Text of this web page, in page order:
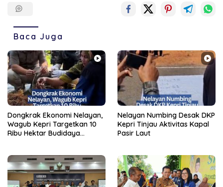
Baca Juga
Dongkrak Ekonomi Nelayan,
Wagub Kepri Targetkan 10
Ribu Hektar Budidaya
Nelayan Numbing Desak DKP
Kepri Tinjau Aktivitas Kapal
Pasir Laut